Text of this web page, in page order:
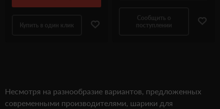
Купить в один клик
Сообщить о
поступлении
Несмотря на разнообразие вариантов, предложенных
современными производителями, шарики для